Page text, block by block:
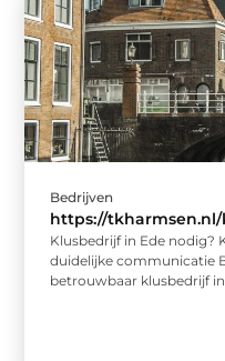
Bedrijven
https://
Klusbedrijf in Ede nodig?
duidelijke communicatie
betrouwbaar klusbedrijf in